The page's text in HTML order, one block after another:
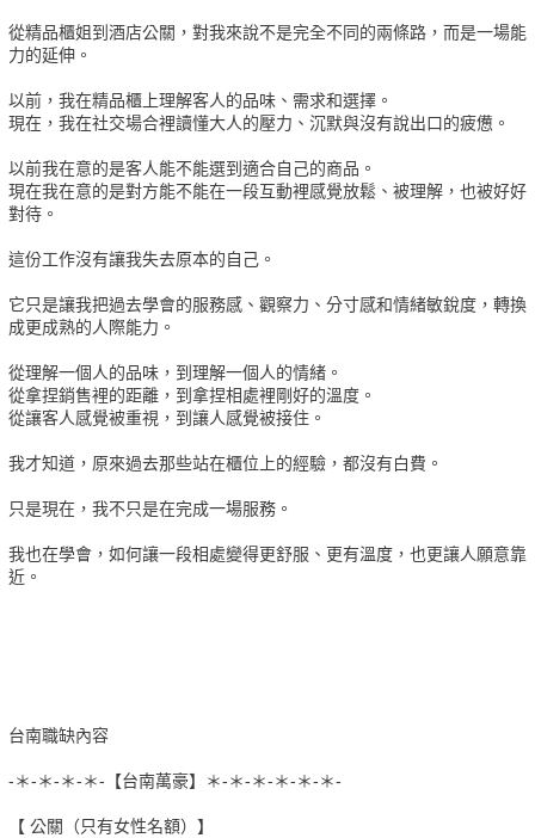
從精品櫃姐到酒店公關，對我來說不是完全不同的兩條路，而是一場能
力的延伸。
以前，我在精品櫃上理解客人的品味、需求和選擇。
現在，我在社交場合裡讀懂大人的壓力、沉默與沒有說出口的疲憊。
以前我在意的是客人能不能選到適合自己的商品。
現在我在意的是對方能不能在一段互動裡感覺放鬆、被理解，也被好好
對待。
這份工作沒有讓我失去原本的自己。
它只是讓我把過去學會的服務感、觀察力、分寸感和情緒敏銳度，轉換
成更成熟的人際能力。
從理解一個人的品味，到理解一個人的情緒。
從拿捏銷售裡的距離，到拿捏相處裡剛好的溫度。
從讓客人感覺被重視，到讓人感覺被接住。
我才知道，原來過去那些站在櫃位上的經驗，都沒有白費。
只是現在，我不只是在完成一場服務。
我也在學會，如何讓一段相處變得更舒服、更有溫度，也更讓人願意靠
近。
台南職缺內容
-＊-＊-＊-＊-【台南萬豪】＊-＊-＊-＊-＊-＊-
【 公關（只有女性名額）】